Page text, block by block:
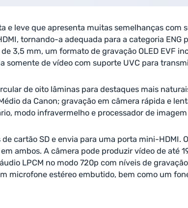
e leve que apresenta muitas semelhanças com
tornando-a adequada para a categoria
3,5 mm, um formato de gravação OLED EVF
somente de vídeo com suporte UVC para
de oito lâminas para destaques mais
da Canon; gravação em câmera rápida e
modo infravermelho e processador de
cartão SD e envia para uma porta mini-HDMI.
ambos. A câmera pode produzir vídeo de até
LPCM no modo 720p com níveis de
microfone estéreo embutido, bem como um